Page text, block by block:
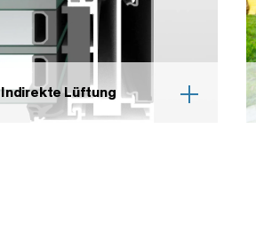
Indirekte Lüftung